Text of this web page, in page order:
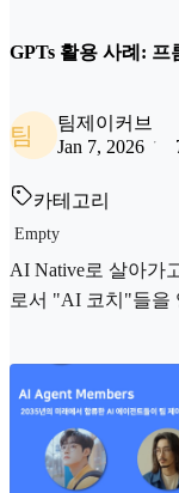
GPTs 활용 사례: 프
팀
팀제이커브
Jan 7, 2026
카테고리
Empty
AI Native로 살아가
로서 "AI 코치"들을